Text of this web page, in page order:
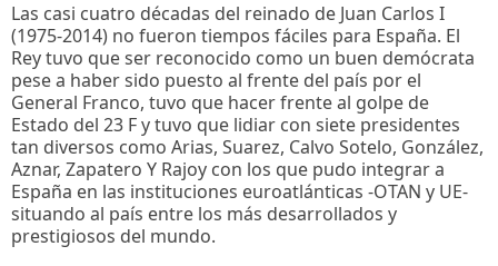
Las casi cuatro décadas del reinado de Juan Carlos I
(1975-2014) no fueron tiempos fáciles para España. El
Rey tuvo que ser reconocido como un buen demócrata
pese a haber sido puesto al frente del país por el
General Franco, tuvo que hacer frente al golpe de
Estado del 23 F y tuvo que lidiar con siete presidentes
tan diversos como Arias, Suarez, Calvo Sotelo, González,
Aznar, Zapatero Y Rajoy con los que pudo integrar a
España en las instituciones euroatlánticas -OTAN y UE-
situando al país entre los más desarrollados y
prestigiosos del mundo.